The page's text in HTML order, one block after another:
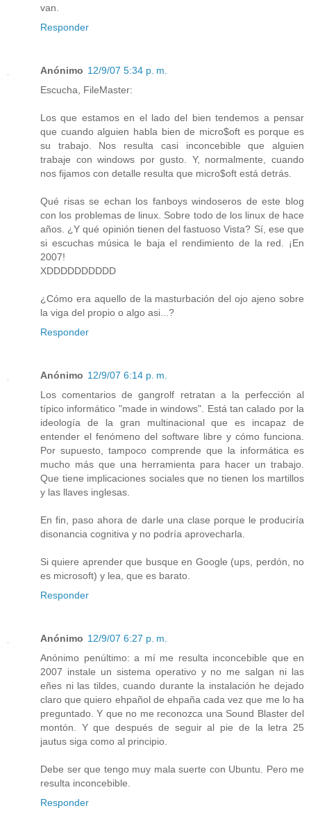
van.
Responder
Anónimo 12/9/07 5:34 p. m.
Escucha, FileMaster:
Los que estamos en el lado del bien tendemos a pensar
que cuando alguien habla bien de micro$oft es porque es
su trabajo. Nos resulta casi inconcebible que alguien
trabaje con windows por gusto. Y, normalmente, cuando
nos fijamos con detalle resulta que micro$oft está detrás.
Qué risas se echan los fanboys windoseros de este blog
con los problemas de linux. Sobre todo de los linux de hace
años. ¿Y qué opinión tienen del fastuoso Vista? Sí, ese que
si escuchas música le baja el rendimiento de la red. ¡En
2007!
XDDDDDDDDDD
¿Cómo era aquello de la masturbación del ojo ajeno sobre
la viga del propio o algo asi...?
Responder
Anónimo 12/9/07 6:14 p. m.
Los comentarios de gangrolf retratan a la perfección al
típico informático "made in windows". Está tan calado por la
ideología de la gran multinacional que es incapaz de
entender el fenómeno del software libre y cómo funciona.
Por supuesto, tampoco comprende que la informática es
mucho más que una herramienta para hacer un trabajo.
Que tiene implicaciones sociales que no tienen los martillos
y las llaves inglesas.
En fin, paso ahora de darle una clase porque le produciría
disonancia cognitiva y no podría aprovecharla.
Si quiere aprender que busque en Google (ups, perdón, no
es microsoft) y lea, que es barato.
Responder
Anónimo 12/9/07 6:27 p. m.
Anónimo penúltimo: a mí me resulta inconcebible que en
2007 instale un sistema operativo y no me salgan ni las
eñes ni las tildes, cuando durante la instalación he dejado
claro que quiero ehpañol de ehpaña cada vez que me lo ha
preguntado. Y que no me reconozca una Sound Blaster del
montón. Y que después de seguir al pie de la letra 25
jautus siga como al principio.
Debe ser que tengo muy mala suerte con Ubuntu. Pero me
resulta inconcebible.
Responder